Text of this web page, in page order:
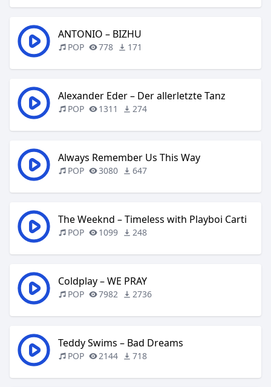
ANTONIO – BIZHU
POP 778 171
Alexander Eder – Der allerletzte Tanz
POP 1311 274
Always Remember Us This Way
POP 3080 647
The Weeknd – Timeless with Playboi Carti
POP 1099 248
Coldplay – WE PRAY
POP 7982 2736
Teddy Swims – Bad Dreams
POP 2144 718